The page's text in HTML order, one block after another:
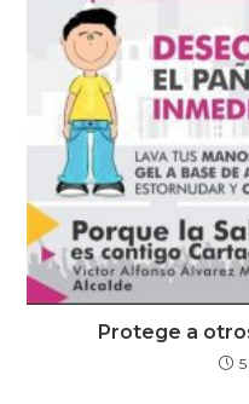
Protege a